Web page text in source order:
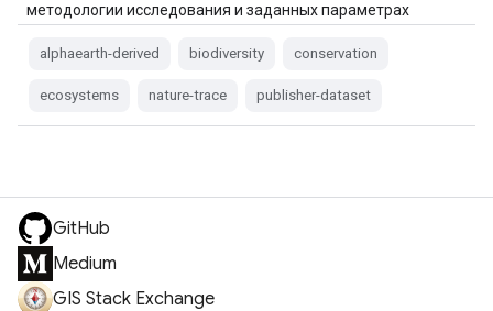
методологии исследования и заданных параметрах
alphaearth-derived biodiversity conservation
ecosystems nature-trace publisher-dataset
GitHub
Medium
GIS Stack Exchange